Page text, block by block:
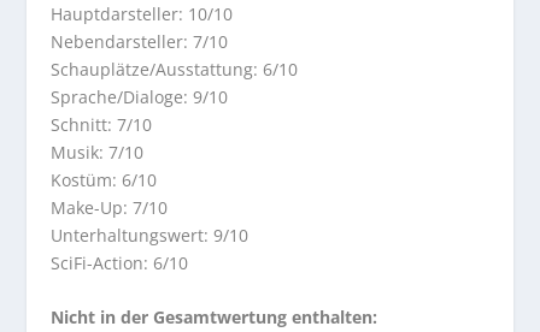
Hauptdarsteller: 10/10
Nebendarsteller: 7/10
Schauplätze/Ausstattung: 6/10
Sprache/Dialoge: 9/10
Schnitt: 7/10
Musik: 7/10
Kostüm: 6/10
Make-Up: 7/10
Unterhaltungswert: 9/10
SciFi-Action: 6/10
Nicht in der Gesamtwertung enthalten: